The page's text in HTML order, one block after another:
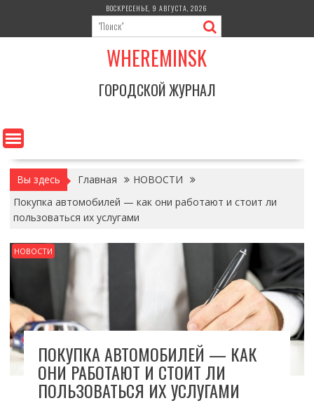
содержимому
ВОСКРЕСЕНЬЕ, 9 АВГУСТА, 2026
WHEREMINSK
ГОРОДСКОЙ ЖУРНАЛ
Вы здесь Главная
НОВОСТИ
Покупка автомобилей — как они работают и стоит ли
пользоваться их услугами
НОВОСТИ
ПОКУПКА АВТОМОБИЛЕЙ — КАК
ОНИ РАБОТАЮТ И СТОИТ ЛИ
ПОЛЬЗОВАТЬСЯ ИХ УСЛУГАМИ